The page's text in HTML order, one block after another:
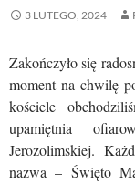
3 LUTEGO, 2024
Zakończyło się
moment na chwilę
kościele
upamiętnia
Jerozolimskiej.
nazwa – Święto